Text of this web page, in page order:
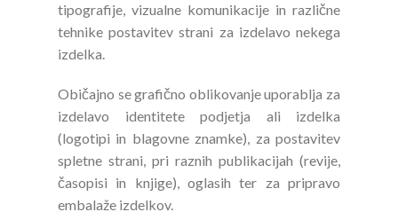
tipografije, vizualne komunikacije in različne
tehnike postavitev strani za izdelavo nekega
izdelka.
Običajno se grafično oblikovanje uporablja za
izdelavo identitete podjetja ali izdelka
(logotipi in blagovne znamke), za postavitev
spletne strani, pri raznih publikacijah (revije,
časopisi in knjige), oglasih ter za pripravo
embalaže izdelkov.